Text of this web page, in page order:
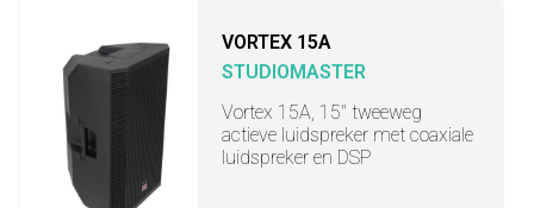
VORTEX 15A
STUDIOMASTER
Vortex 15A, 15" tweeweg
actieve luidspreker met coaxiale
luidspreker en DSP